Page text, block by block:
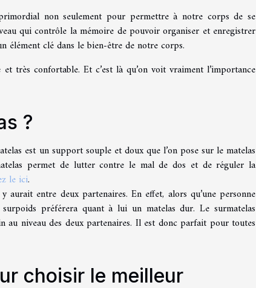
non seulement pour permettre à notre corps de se
qui contrôle la mémoire de pouvoir organiser et enregistrer
élément clé dans le bien-être de notre corps.
très confortable. Et c’est là qu’on voit vraiment l’importance
?
est un support souple et doux que l’on pose sur le matelas
permet de lutter contre le mal de dos et de réguler la
le ici.
entre deux partenaires. En effet, alors qu’une personne
préférera quant à lui un matelas dur. Le surmatelas
au niveau des deux partenaires. Il est donc parfait pour toutes
choisir le meilleur